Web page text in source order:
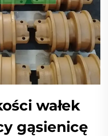
wałek
gąsienicę